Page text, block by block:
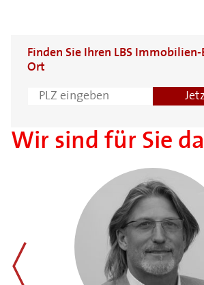
Finden Sie Ihren LBS
Ort
Wir sind für Sie da